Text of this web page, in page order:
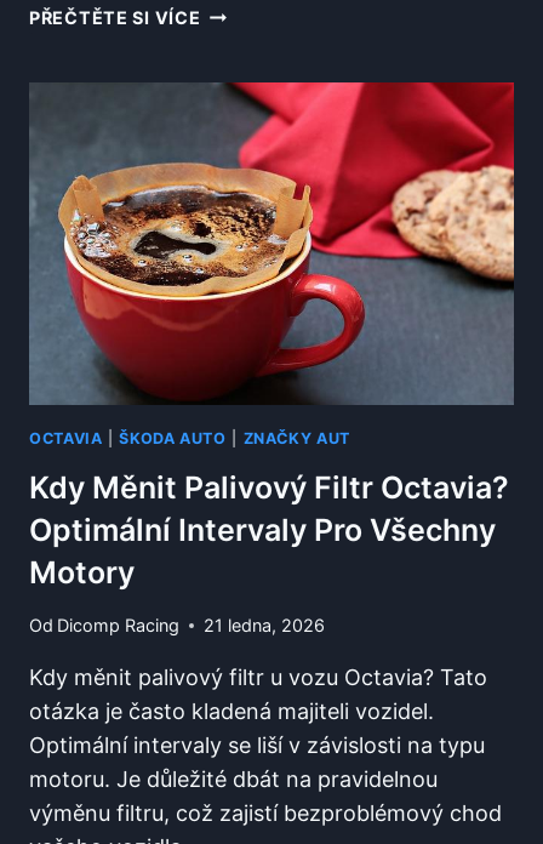
PŘEČTĚTE SI VÍCE KDY
OCTAVIA?
DŮLEŽITÉ
INFORMACE
PRO
KAŽDÉHO
MAJITELE
OCTAVIA |ŠKODA AUTO ZNAČKY AUT
Kdy Měnit Palivový Filtr Octavia?
Optimální Intervaly Pro Všechny
Motory
Od Dicomp Racing 21 ledna, 2026
Kdy měnit palivový filtr u vozu Octavia? Tato
otázka je často kladená majiteli vozidel.
Optimální intervaly se liší v závislosti na typu
motoru. Je důležité dbát na pravidelnou
výměnu filtru, což zajistí bezproblémový chod